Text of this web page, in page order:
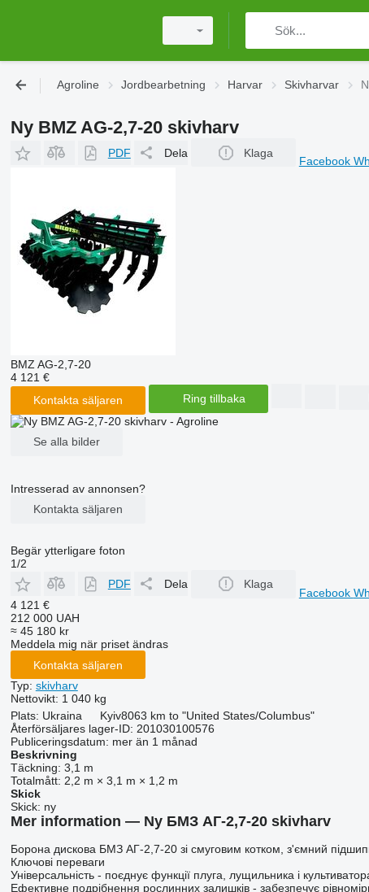
Agroline Jordbearbetning Harvar Skivharvar
Ny BMZ AG-2,7-20 skivharv
PDF Dela Klaga
Facebook
BMZ AG-2,7-20
4 121 €
Kontakta säljaren
Ring tillbaka
Se alla bilder
Intresserad av annonsen?
Kontakta säljaren
Begär ytterligare foton
1/2
PDF
Dela Klaga
Facebook
4 121 €
212 000 UAH
≈ 45 180 kr
Meddela mig när priset ändras
Kontakta säljaren
Typ: skivharv
Nettovikt: 1 040 kg
Plats: Ukraina Kyiv8063 km to "United States/Columbus"
Återförsäljares lager-ID: 201030100576
Publiceringsdatum: mer än 1 månad
Beskrivning
Täckning: 3,1 m
Totalmått: 2,2 m × 3,1 m × 1,2 m
Skick
Skick: ny
Mer information — Ny БМЗ АГ-2,7-20 skivharv
Борона дискова БМЗ АГ-2,7-20 зі смуговим котком, з'ємний
Ключові переваги
Універсальність - поєднує функції плуга, лущильника і
Ефективне подрібнення рослинних залишків - забезпечує